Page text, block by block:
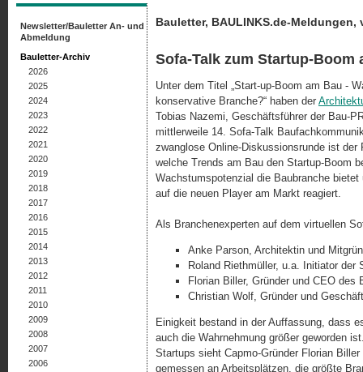
Bauletter, BAULINKS.de-Meldungen,
Sofa-Talk zum Startup-Boom
Unter dem Titel „Start-up-Boom am Bau -
konservative Branche?“ haben der
Tobias Nazemi, Geschäftsführer der Bau-
mittlerweile 14. Sofa-Talk
zwanglose Online-Dis­kus­sions­run­de ist der
welche Trends am Bau den Startup-Boom
Wachstumspotenzial die Baubranche
auf die neuen Player am Markt reagiert.
Als Branchenexperten auf dem virtuellen
Anke Parson, Architektin und
Roland Riethmüller, u.a. Initiator der
Florian Biller, Gründer und CEO
Christian Wolf, Gründer und
Einigkeit bestand in der Auffassung, dass
auch die Wahrnehmung größer geworden
Startups sieht Capmo-Gründer Florian
gemessen an Arbeitsplätzen, die größte
Newsletter/Bauletter An- und
Abmeldung
Bauletter-Archiv
2026
2025
2024
2023
2022
2021
2020
2019
2018
2017
2016
2015
2014
2013
2012
2011
2010
2009
2008
2007
2006